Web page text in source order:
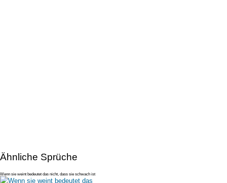
Ähnliche Sprüche
Wenn sie weint bedeutet das nicht, dass sie schwach ist
und aufgibt, wen